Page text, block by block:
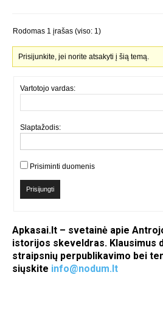
Rodomas 1 įrašas (viso: 1)
Prisijunkite, jei norite atsakyti į šią temą.
Vartotojo vardas:
Slaptažodis:
Prisiminti duomenis
Prisijungti
Apkasai.lt – svetainė apie
istorijos skeveldras. Klausimus
straipsnių perpublikavimo bei
siųskite info@nodum.lt